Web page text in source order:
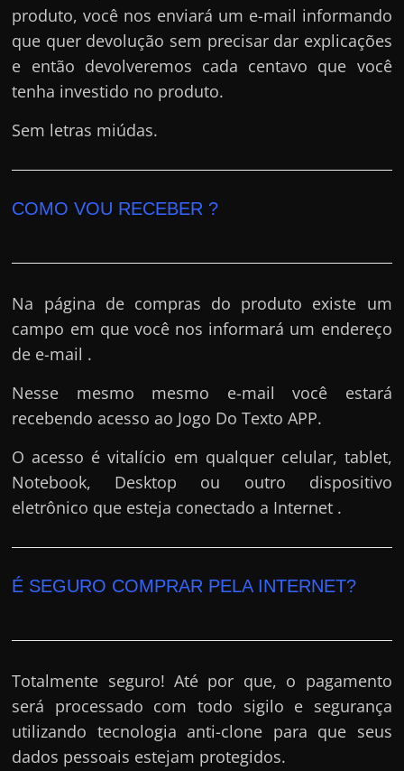
produto, você nos enviará um e-mail informando
que quer devolução sem precisar dar explicações
e então devolveremos cada centavo que você
tenha investido no produto.
Sem letras miúdas.
COMO VOU RECEBER ?
Na página de compras do produto existe um
campo em que você nos informará um endereço
de e-mail .
Nesse mesmo mesmo e-mail você estará
recebendo acesso ao Jogo Do Texto APP.
O acesso é vitalício em qualquer celular, tablet,
Notebook, Desktop ou outro dispositivo
eletrônico que esteja conectado a Internet .
É SEGURO COMPRAR PELA INTERNET?
Totalmente seguro! Até por que, o pagamento
será processado com todo sigilo e segurança
utilizando tecnologia anti-clone para que seus
dados pessoais estejam protegidos.